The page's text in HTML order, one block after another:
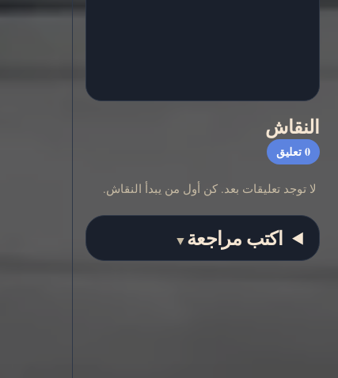
النقاش
0 تعليق
لا توجد تعليقات بعد. كن أول من يبدأ النقاش.
اكتب مراجعة▼